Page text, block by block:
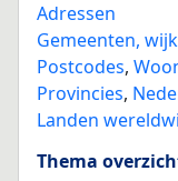
Adressen
Gemeenten,
Postcodes,
Provincies,
Landen
Thema